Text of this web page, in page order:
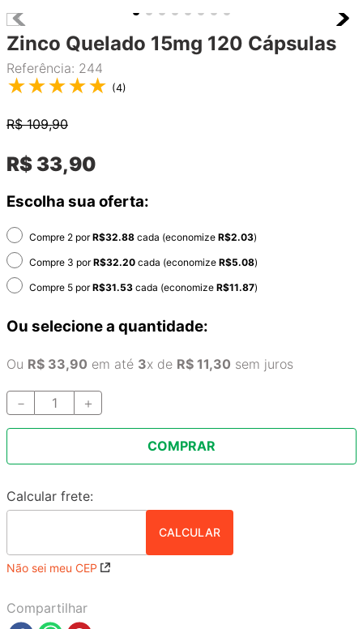
Zinco Quelado 15mg 120 Cápsulas
Referência: 244
★★★★★ (4)
R$109,90
R$ 33,90
Escolha sua oferta:
Compre 2 porR$32.88 cada (economize R$2.03)
Compre 3 porR$32.20 cada (economize R$5.08)
Compre 5 porR$31.53 cada (economize R$11.87)
Ou selecione a quantidade:
Ou R$ 33,90 em até 3x de R$ 11,30 sem juros
＋
－
COMPRAR
Não sei meu CEP
Compartilhar